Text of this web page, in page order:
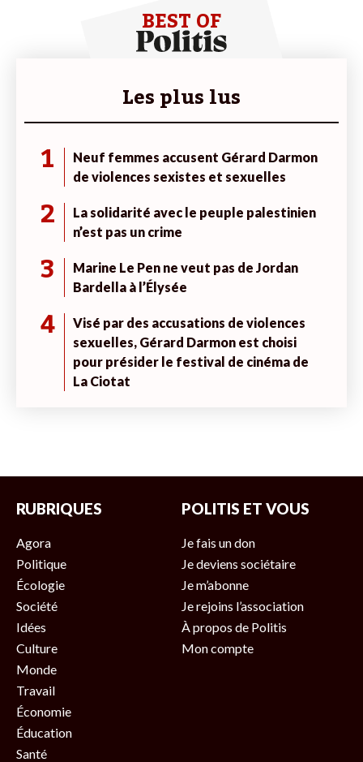
BEST OF
Les plus lus
1
Neuf femmes accusent Gérard Darmon
de violences sexistes et sexuelles
2
La solidarité avec le peuple palestinien
n’est pas un crime
3
Marine Le Pen ne veut pas de Jordan
Bardella à l’Élysée
4
Visé par des accusations de violences
sexuelles, Gérard Darmon est choisi
pour présider le festival de cinéma de
La Ciotat
RUBRIQUES
Agora
Politique
Écologie
Société
Idées
Culture
Monde
Travail
Économie
Éducation
Santé
POLITIS ET VOUS
Je fais un don
Je deviens sociétaire
Je m’abonne
Je rejoins l’association
À propos de Politis
Mon compte